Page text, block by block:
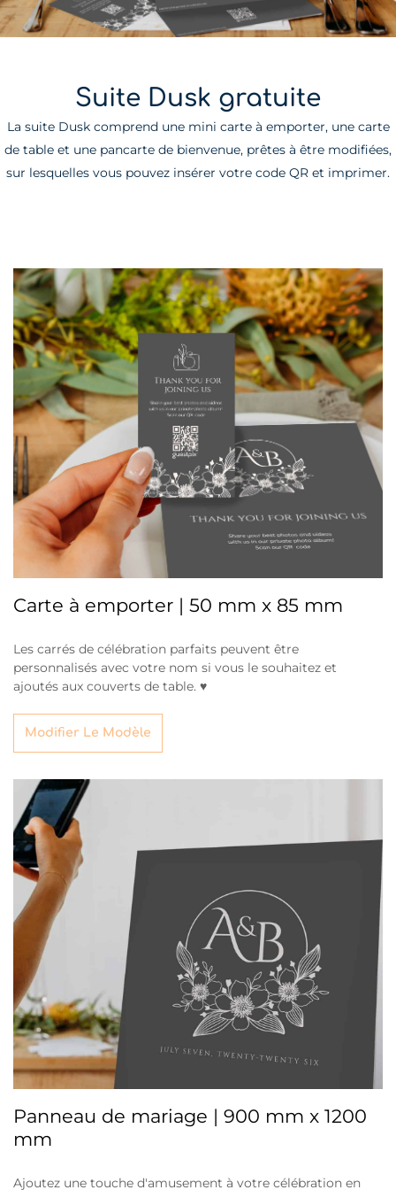
Suite Dusk gratuite
La suite Dusk comprend une mini carte à emporter, une carte
de table et une pancarte de bienvenue, prêtes à être modifiées,
sur lesquelles vous pouvez insérer votre code QR et imprimer.
Carte à emporter | 50 mm x 85 mm
Les carrés de célébration parfaits peuvent être
personnalisés avec votre nom si vous le souhaitez et
ajoutés aux couverts de table. ♥
Modifier Le Modèle
Panneau de mariage | 900 mm x 1200
mm
Ajoutez une touche d'amusement à votre célébration en